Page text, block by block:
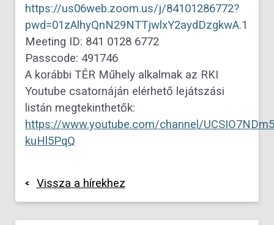
https://us06web.zoom.us/j/84101286772?
pwd=01zAlhyQnN29NTTjwlxY2aydDzgkwA.1
Meeting ID: 841 0128 6772
Passcode: 491746
A korábbi TÉR Műhely alkalmak az RKI
Youtube csatornáján elérhető lejátszási
listán megtekinthetők:
https://www.youtube.com/channel/
kuHl5PqQ
Vissza a hírekhez